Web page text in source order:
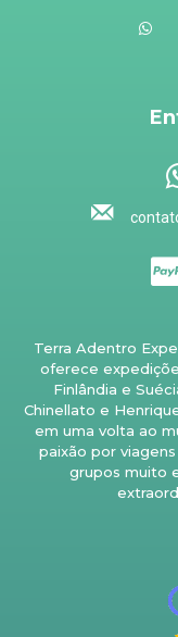
Terra Adentro
oferece
Finlândia e
Chinellato e
em uma volta ao
paixão por
grupos muito